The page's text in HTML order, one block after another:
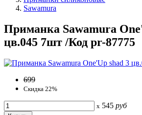
Sawamura
Приманка Sawamura
цв.045 7шт /Код pr-87775
699
Скидка 22%
x 545 руб